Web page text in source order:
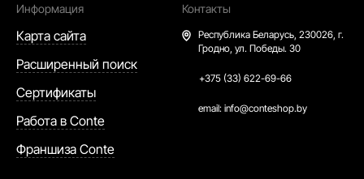
Информация
Карта сайта
Расширенный поиск
Сертификаты
Работа в Conte
Франшиза Conte
Контакты
Республика Беларусь, 230026, г.
Гродно, ул. Победы. 30
+375 (33) 622-69-66
email: info@conteshop.by